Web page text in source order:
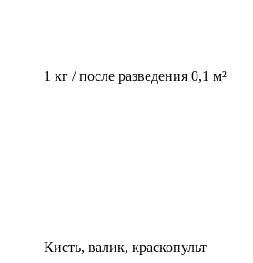
1 кг / после разведения 0,1 м²
Кисть, валик, краскопульт